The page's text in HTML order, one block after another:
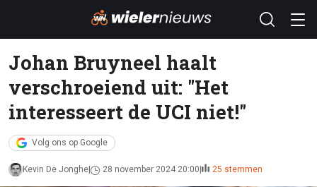
Johan Bruyneel haalt
verschroeiend uit: "Het
interesseert de UCI niet!"
Volg ons op Google
Kevin De Jonghe 28 november 2024 20:00 25 stemmen